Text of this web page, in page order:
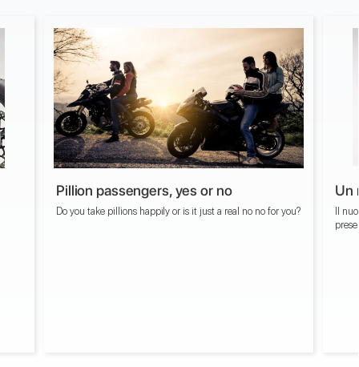
Pillion passengers, yes or no
Do you take pillions happily or is it just a real no no for you?
Un
Il